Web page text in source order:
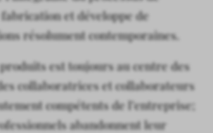
et développe de
résolument contemporaines.
produits est toujours au centre des
collaboratrices et collaborateurs
compétents de l’entreprise;
abandonnent leur